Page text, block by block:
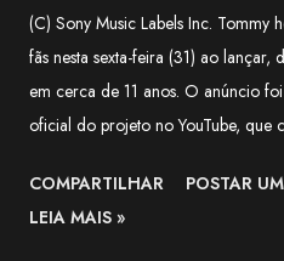
(C) Sony Music Labels Inc. Tommy
fãs nesta sexta-feira (31) ao lançar,
em cerca de 11 anos. O anúncio
oficial do projeto no YouTube, que
para quem aguardava novidades
Segundo o comunicado, a música
COMPARTILHAR
POSTAR
LEIA MAIS »